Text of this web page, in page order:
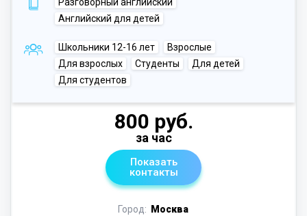
Английский для детей
Школьники 12-16 лет
Взрослые
Для взрослых
Студенты
Для детей
Для студентов
Город: Москва
800 руб.
за час
Показать
контакты